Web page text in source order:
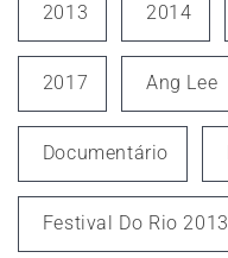
2013 2014
2017 Ang Lee
Documentário
Festival Do Rio 2013